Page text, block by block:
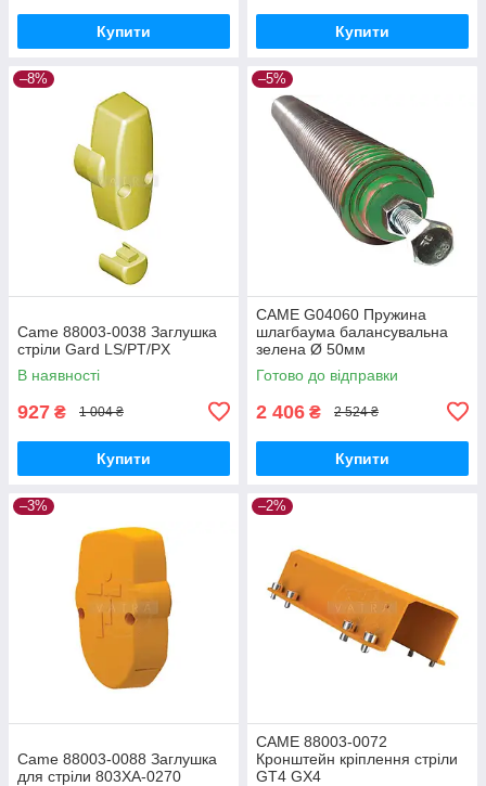
Купити Купити
–8%
Came 88003-0038 Заглушка
стріли Gard LS/PT/PX
В наявності
927 ₴ 1 004 ₴
Купити
–5%
CAME G04060 Пружина
шлагбаума балансувальна
зелена Ø 50мм
Готово до відправки
2 406 ₴ 2 524 ₴
Купити
–3%
Came 88003-0088 Заглушка
для стріли 803XA-0270
–2%
CAME 88003-0072
Кронштейн кріплення стріли
GT4 GX4